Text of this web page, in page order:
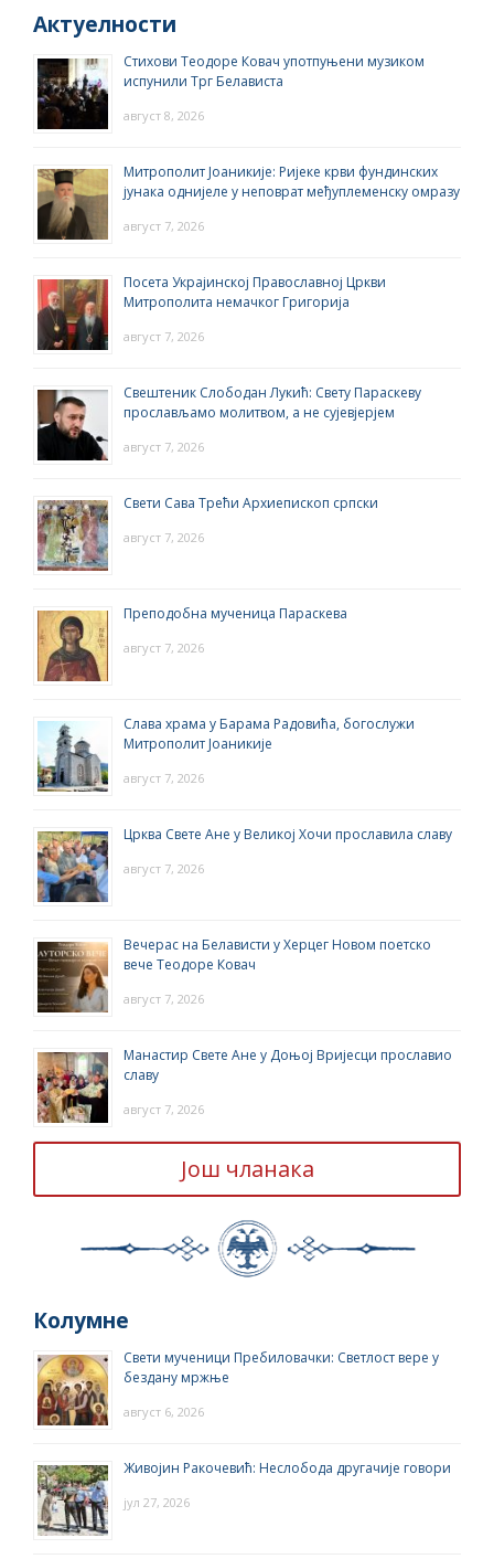
Актуелности
Стихови Теодоре Ковач употпуњени музиком
испунили Трг Белависта
август 8, 2026
Митрополит Јоаникије: Ријеке крви фундинских
јунака однијеле у неповрат међуплеменску омразу
август 7, 2026
Посета Украјинској Православној Цркви
Митрополита немачког Григорија
август 7, 2026
Свештеник Слободан Лукић: Свету Параскеву
прослављамо молитвом, а не сујевјерјем
август 7, 2026
Свети Сава Трећи Архиепископ српски
август 7, 2026
Преподобна мученица Параскева
август 7, 2026
Слава храма у Барама Радовића, богослужи
Митрополит Јоаникије
август 7, 2026
Црква Свете Ане у Великој Хочи прославила славу
август 7, 2026
Вечерас на Белависти у Херцег Новом поетско
вече Теодоре Ковач
август 7, 2026
Манастир Свете Ане у Доњој Вријесци прославио
славу
август 7, 2026
Још чланака
Колумне
Свети мученици Пребиловачки: Светлост вере у
бездану мржње
август 6, 2026
Живојин Ракочевић: Неслобода другачије говори
јул 27, 2026